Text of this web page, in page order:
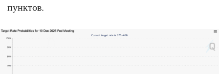
пунктов.